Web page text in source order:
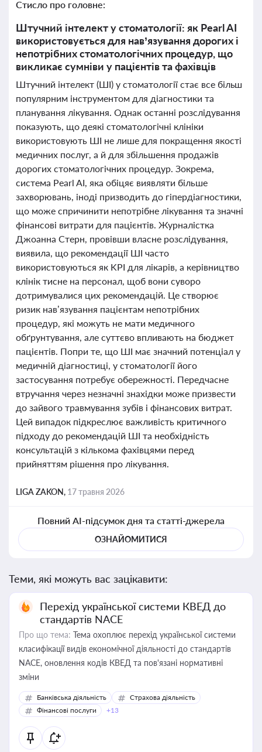
Стисло про головне:
Штучний інтелект у стоматології: як Pearl AI
використовується для нав’язування дорогих і
непотрібних стоматологічних процедур, що
викликає сумніви у пацієнтів та фахівців
Штучний інтелект (ШІ) у стоматології стає все більш
популярним інструментом для діагностики та
планування лікування. Однак останні розслідування
показують, що деякі стоматологічні клініки
використовують ШІ не лише для покращення якості
медичних послуг, а й для збільшення продажів
дорогих стоматологічних процедур. Зокрема,
система Pearl AI, яка обіцяє виявляти більше
захворювань, іноді призводить до гіпердіагностики,
що може спричинити непотрібне лікування та значні
фінансові витрати для пацієнтів. Журналістка
Джоанна Стерн, провівши власне розслідування,
виявила, що рекомендації ШІ часто
використовуються як KPI для лікарів, а керівництво
клінік тисне на персонал, щоб вони суворо
дотримувалися цих рекомендацій. Це створює
ризик нав’язування пацієнтам непотрібних
процедур, які можуть не мати медичного
обґрунтування, але суттєво впливають на бюджет
пацієнтів. Попри те, що ШІ має значний потенціал у
медичній діагностиці, у стоматології його
застосування потребує обережності. Передчасне
втручання через незначні знахідки може призвести
до зайвого травмування зубів і фінансових витрат.
Цей випадок підкреслює важливість критичного
підходу до рекомендацій ШІ та необхідність
консультацій з кількома фахівцями перед
прийняттям рішення про лікування.
LIGA ZAKON, 17 травня 2026
Повний AI-підсумок дня та статті-джерела
ОЗНАЙОМИТИСЯ
Теми, які можуть вас зацікавити:
Перехід української системи КВЕД до
стандартів NACE
Про що тема: Тема охоплює перехід української системи
класифікації видів економічної діяльності до стандартів
NACE, оновлення кодів КВЕД та пов'язані нормативні
зміни
Банківська діяльність
Страхова діяльність
Фінансові послуги
+13